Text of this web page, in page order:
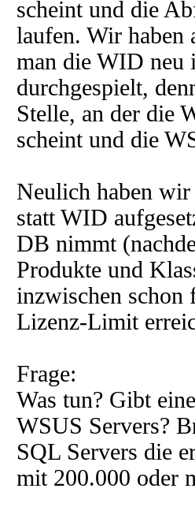
scheint und die
laufen. Wir
man die WID neu
durchgespielt,
Stelle, an der die
scheint und die
Neulich haben
statt WID
DB nimmt
Produkte und
inzwischen schon
Lizenz-Limit
Frage:
Was tun? Gibt
WSUS Servers?
SQL Servers die
mit 200.000 oder